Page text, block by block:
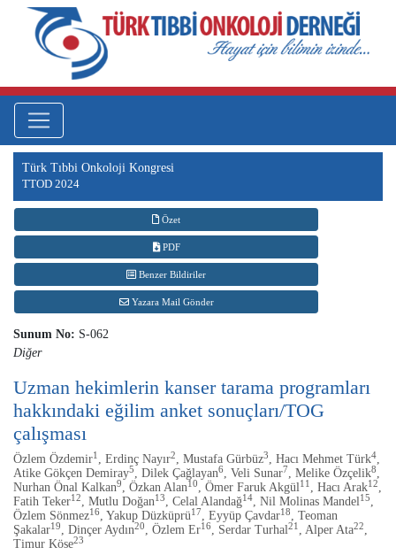
Türk Tıbbi Onkoloji Kongresi
TTOD 2024
Özet
PDF
Benzer Bildiriler
Yazara Mail Gönder
Sunum No: S-062
Diğer
Uzman hekimlerin kanser tarama programları
hakkındaki eğilim anket sonuçları/TOG
çalışması
Özlem Özdemir1 , Erdinç Nayır2 , Mustafa Gürbüz3 , Hacı Mehmet Türk4
Atike Gökçen Demiray5 , Dilek Çağlayan6 , Veli Sunar7 , Melike Özçelik8
Nurhan Önal Kalkan9 , Özkan Alan10 , Ömer Faruk Akgül 11 , Hacı Arak12
Fatih Teker12 , Mutlu Doğan13 , Celal Alandağ14 , Nil Molinas Mandel 15
Özlem Sönmez16 , Yakup Düzküprü17 , Eyyüp Çavdar18
, Teoman
Şakalar19 , Dinçer Aydın20 , Özlem Er16 , Serdar Turhal21 , Alper Ata22
Timur Köse23